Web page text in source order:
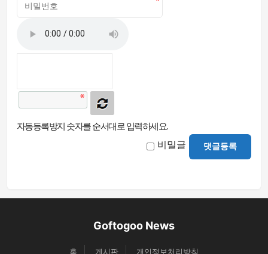
자동등록방지 숫자를 순서대로 입력하세요.
비밀글 댓글등록
Goftogoo News
홈 게시판 개인정보처리방침